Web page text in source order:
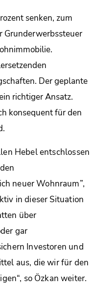
senken, zum
Grunderwerbssteuer
Der geplante
richtiger Ansatz.
konsequent für den
Hebel entschlossen
neuer Wohnraum”,
in dieser Situation
über
gar
Investoren und
aus, die wir für den
so Özkan weiter.